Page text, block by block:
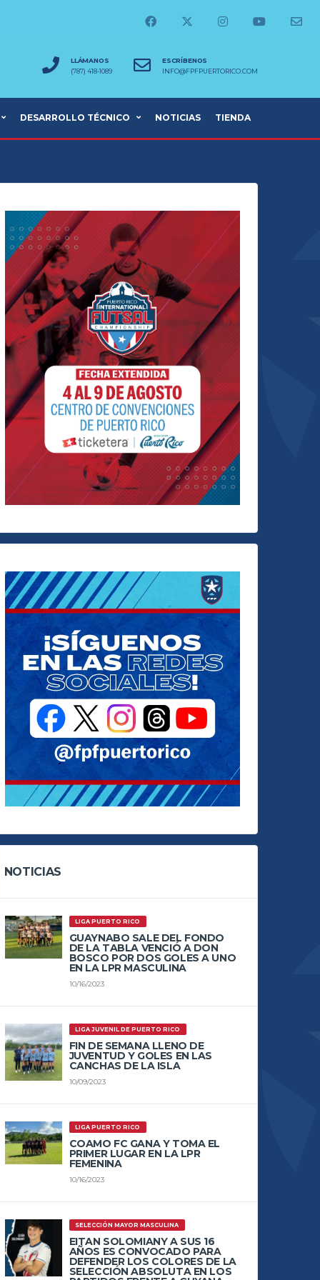
LLÁMANOS
(787) 418-1089
ESCRÍBENOS
INFO@FPFPUERTORICO.COM
DESARROLLO TÉCNICO NOTICIAS TIENDA
NOTICIAS
LIGA PUERTO RICO
GUAYNABO SALE DEL FONDO
DE LA TABLA VENCIÓ A DON
BOSCO POR DOS GOLES A UNO
EN LA LPR MASCULINA
10/16/2023
LIGA JUVENIL DE PUERTO RICO
FIN DE SEMANA LLENO DE
JUVENTUD Y GOLES EN LAS
CANCHAS DE LA ISLA
10/09/2023
LIGA PUERTO RICO
COAMO FC GANA Y TOMA EL
PRIMER LUGAR EN LA LPR
FEMENINA
10/16/2023
SELECCIÓN MAYOR MASCULINA
EITAN SOLOMIANY A SUS 16
AÑOS ES CONVOCADO PARA
DEFENDER LOS COLORES DE LA
SELECCIÓN ABSOLUTA EN LOS